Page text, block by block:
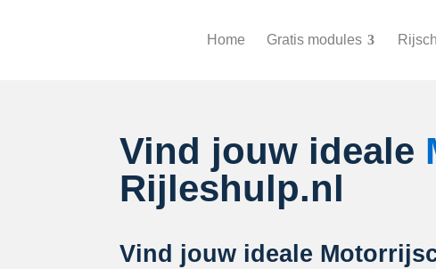
Home Gratis modules
Vind jouw ideale
Rijleshulp.nl
Vind jouw ideale